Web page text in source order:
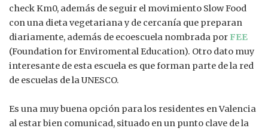
check Km0, además de seguir el movimiento Slow Food
con una dieta vegetariana y de cercanía que preparan
diariamente, además de ecoescuela nombrada por FEE
(Foundation for Enviromental Education). Otro dato muy
interesante de esta escuela es que forman parte de la red
de escuelas de la UNESCO.
Es una muy buena opción para los residentes en Valencia
al estar bien comunicad, situado en un punto clave de la